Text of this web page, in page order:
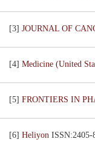
[3] JOURNAL OF
[4] Medicine (United
[5] FRONTIERS IN
[6] Heliyon